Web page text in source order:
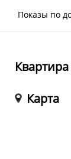
Показы по
Карта